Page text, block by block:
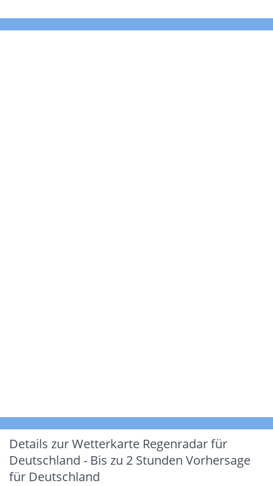
Details zur Wetterkarte Regenradar für
Deutschland - Bis zu 2 Stunden Vorhersage
für Deutschland